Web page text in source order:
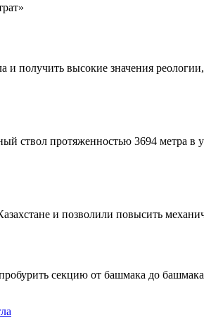
получить высокие значения
ствол протяженностью 3694 метра в
и позволили повысить
секцию от башмака до